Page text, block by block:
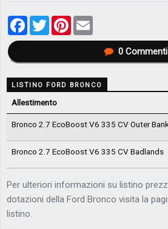
Facebook
TwitterPinterest
0Commenti
LISTINO FORD BRONCO
Allestimento
Bronco 2.7 EcoBoost V6 335 CV Outer
Bronco 2.7 EcoBoost V6 335 CV Badlands
Per ulteriori informazioni su listino
dotazioni della Ford Bronco visita la
listino.